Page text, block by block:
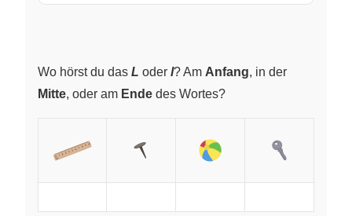
Wo hörst du das L oder l? Am Anfang, in der
Mitte, oder am Ende des Wortes?